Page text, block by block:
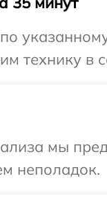
технику в
мы
неполадок.